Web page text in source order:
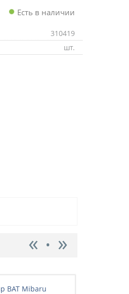
Есть в наличии
310419
шт.
BAT Mibaru